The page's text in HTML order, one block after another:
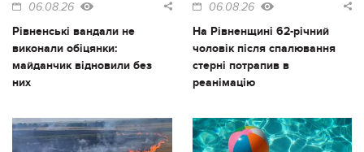
06.08.26
Рівненські вандали не
виконали обіцянки:
майданчик відновили без
них
06.08.26
На Рівненщині 62-річний
чоловік після спалювання
стерні потрапив в
реанімацію